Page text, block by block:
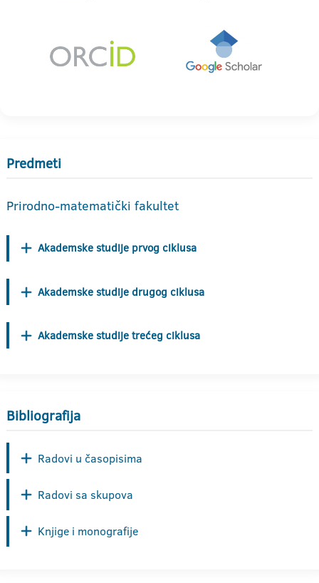
Predmeti
Prirodno-matematički fakultet
Akademske studije prvog ciklusa
Akademske studije drugog ciklusa
Akademske studije trećeg ciklusa
Bibliografija
Radovi u časopisima
Radovi sa skupova
Knjige i monografije